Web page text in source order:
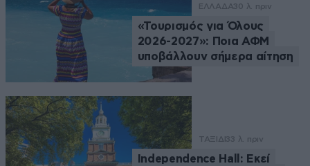
ΕΛΛΑΔΑ30 λ. πριν
«Τουρισμός για Όλους
2026-2027»: Ποια ΑΦΜ
υποβάλλουν σήμερα αίτηση
ΤΑΞΙΔΙ33 λ. πριν
Independence Hall: Εκεί